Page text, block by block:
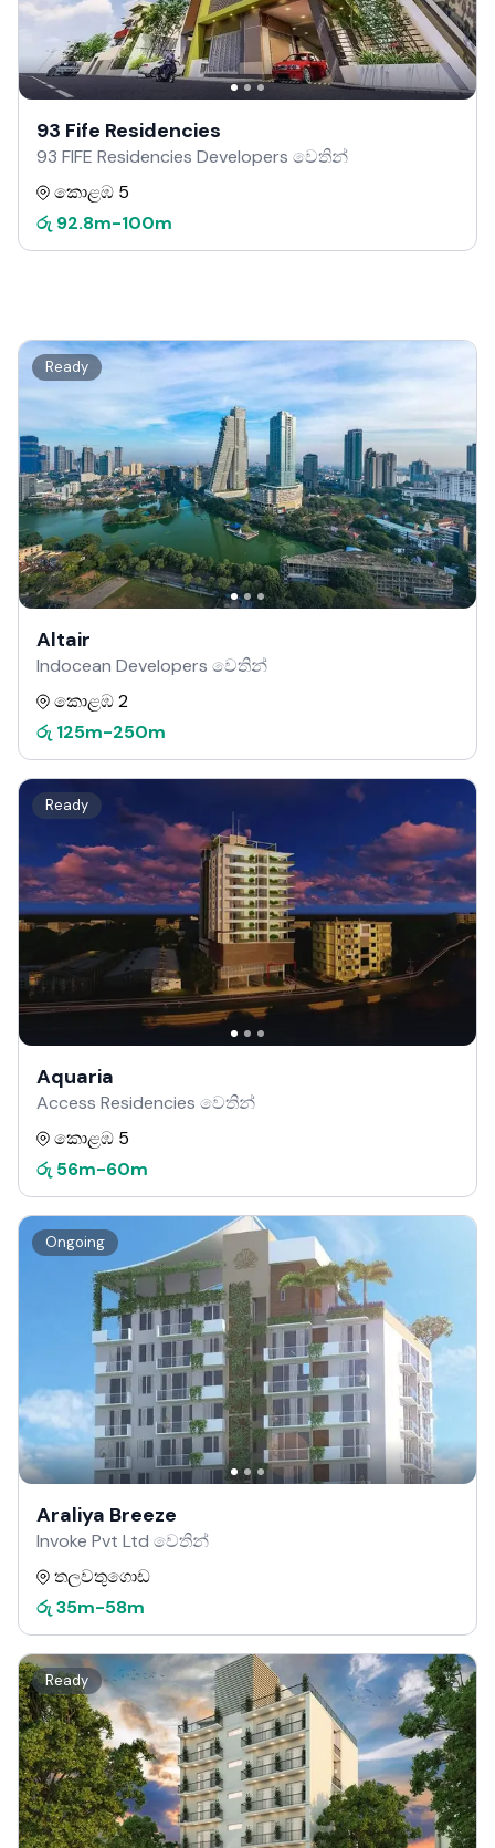
93 Fife Residencies
93 FIFE Residencies Developers වෙතින්
කොළඹ 5
රු 92.8m-100m
Ready
Altair
Indocean Developers වෙතින්
කොළඹ 2
රු 125m-250m
Ready
Aquaria
Access Residencies වෙතින්
කොළඹ 5
රු 56m-60m
Ongoing
Araliya Breeze
Invoke Pvt Ltd වෙතින්
තලවතුගොඩ
රු 35m-58m
Ready